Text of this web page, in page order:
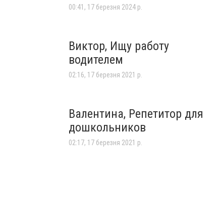
00:41, 17 березня 2024 р.
Виктор, Ищу работу
водителем
02:16, 17 березня 2021 р.
Валентина, Репетитор для
дошкольников
02:17, 17 березня 2021 р.